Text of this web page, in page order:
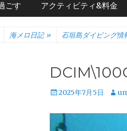
ごす アクティビティ&料金
海メロ日記 » 石垣島ダイビング情
投
日
2025年7月5日
投
者